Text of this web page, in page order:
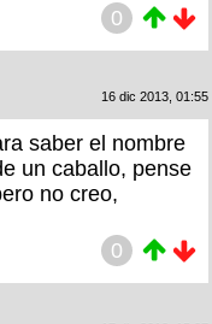
0
16 dic 2013, 01:55
saber el nombre
un caballo, pense
no creo,
0